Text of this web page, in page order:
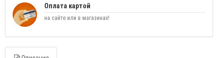
Оплата картой
на сайте или в магазинах!